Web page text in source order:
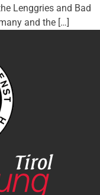
Lenggries and Bad
and the […]